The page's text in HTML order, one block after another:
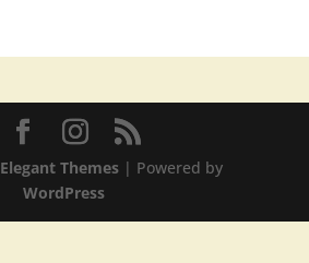
Elegant Themes | Powered by
WordPress